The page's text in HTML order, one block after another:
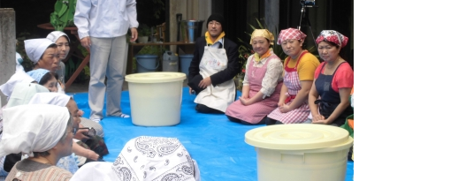
A post shared by 断食道場 リフレッシュの森 (@danjiki_refresh_saitama)